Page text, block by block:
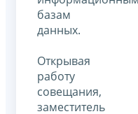
базам
данных.
Открывая
работу
совещания,
заместитель